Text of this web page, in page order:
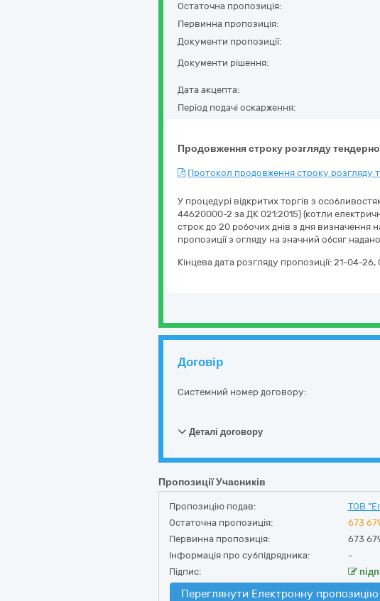
Остаточна пропозиція:
Первинна пропозиція:
Документи пропозиції:
Документи рішення:
Дата акцепта:
Період подачі оскарження:
Продовження строку розгляду
Протокол продовження строку розгляду
У процедурі відкритих торгів з
44620000-2 за ДК 021:2015) (котли
строк до 20 робочих днів з дня визначення
пропозиції з огляду на значний обсяг
Кінцева дата розгляду пропозиції: 21-04-26,
Договір
Системний номер договору:
Деталі договору
Пропозиції Учасників
Пропозицію подав: ТОВ
Остаточна пропозиція:
673
Первинна пропозиція:
673
Інформація про субпідрядника:
-
Підпис:
Переглянути Електронну